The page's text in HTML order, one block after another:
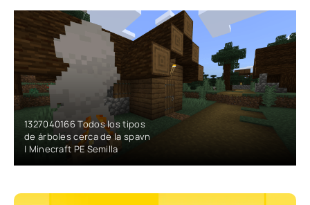
1327040166 Todos los tipos
de árboles cerca de la spavn
| Minecraft PE Semilla